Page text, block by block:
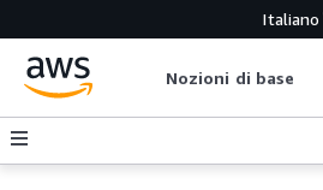
Italiano
Nozioni di base